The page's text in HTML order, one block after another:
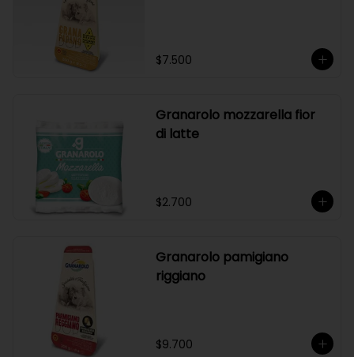
$7.500
Granarolo mozzarella fior
di latte
$2.700
Granarolo pamigiano
riggiano
$9.700